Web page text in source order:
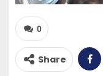
0
Share